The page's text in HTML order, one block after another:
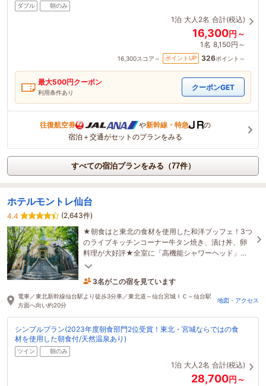
ダブル 朝のみ
1泊 大人2名 合計(税込)
16,300円～
1名 8,150円～
16,300スコア～ ポイントUP 326ポイント～
最大500円クーポン
利用条件あり
クーポンGET
往復航空券 や新幹線・特急
の
宿泊＋交通がセットのプランをみる
すべての宿泊プランをみる（77件）
ホテルモントレ仙台
4.4
(2,643件)
★朝食はと東北の食材を使用した和洋ブッフェ！3つ
のライブキッチンコーナー牛タン焼き、漬け丼、卵
料理が大好評★全室に「高機能シャワーヘッド」導
入★全室禁煙(喫煙ブースあり)
3名がこの宿を見ています
4時間前に予約されました
電車／東北新幹線仙台駅より徒歩3分車／東北道～仙台宮城ＩＣ～仙台駅
方面へ向い約20分
地図・アクセス
シンプルプラン(2023年度朝食部門2位受賞！東北・宮城ならではの食
材を使用した朝食付/天然温泉あり)
ツイン 朝のみ
1泊 大人2名 合計(税込)
28,700円～